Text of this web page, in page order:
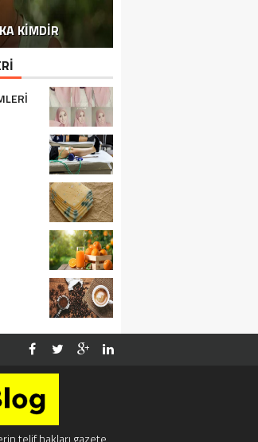
KIMDIR
TOPLATILMAYA
BAŞLANDI
2,5 METRE
DAIREDE
BERZEG’E DAIR
OLDU
YARGI DIZISINDE
GÖRÜR AKTARDI
VE HAREKETE
GEÇTI BILE
GELIŞME
telif hakları gazete